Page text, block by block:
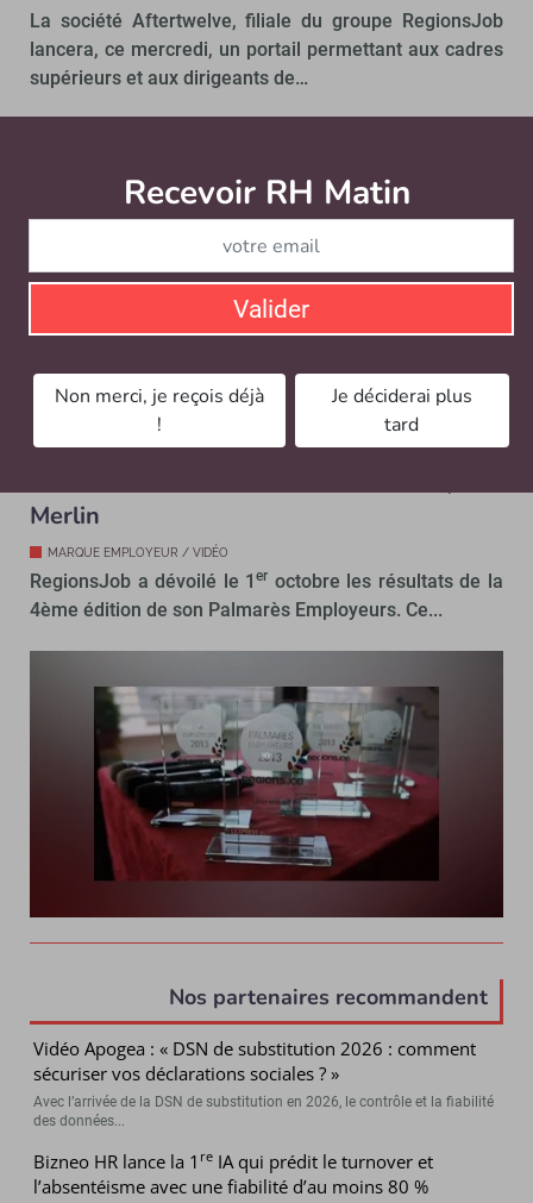
La société Aftertwelve, filiale du groupe RegionsJob
lancera, ce mercredi, un portail permettant aux cadres
supérieurs et aux dirigeants de…
Vidéo - Les 3 entreprises les plus
Merlin
MARQUE EMPLOYEUR / VIDÉO
RegionsJob a dévoilé le 1er octobre les résultats de la
4ème édition de son Palmarès Employeurs. Ce...
Nos partenaires recommandent
Vidéo Apogea : « DSN de substitution 2026 : comment
sécuriser vos déclarations sociales ? »
Avec l’arrivée de la DSN de substitution en 2026, le contrôle et la fiabilité
des données...
Bizneo HR lance la 1 re IA qui prédit le turnover et
l’absentéisme avec une fiabilité d’au moins 80 %
Recevoir RH Matin
Valider
Non merci, je reçois déjà
!
Je déciderai plus
tard